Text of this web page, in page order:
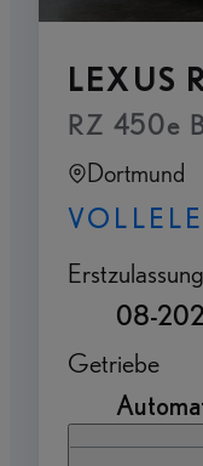
LEXUS
RZ 450e
Dortmund
Erstzulassung
08-
Getriebe